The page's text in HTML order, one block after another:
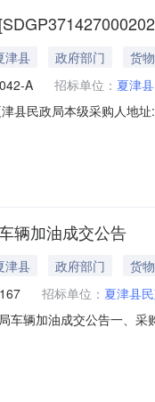
津县 政府部门
货物
A 招标单位： 夏津
县民政局本级采购人地
号
辆加油成交公告
津县 政府部门
货物
招标单位： 夏津县
车辆加油成交公告一、
油分公司